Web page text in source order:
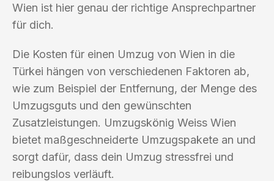
Wien ist hier genau der richtige Ansprechpartner
für dich.
Die Kosten für einen Umzug von Wien in die
Türkei hängen von verschiedenen Faktoren ab,
wie zum Beispiel der Entfernung, der Menge des
Umzugsguts und den gewünschten
Zusatzleistungen. Umzugskönig Weiss Wien
bietet maßgeschneiderte Umzugspakete an und
sorgt dafür, dass dein Umzug stressfrei und
reibungslos verläuft.